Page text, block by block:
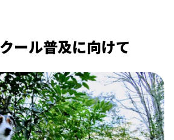
ール普及に向けて